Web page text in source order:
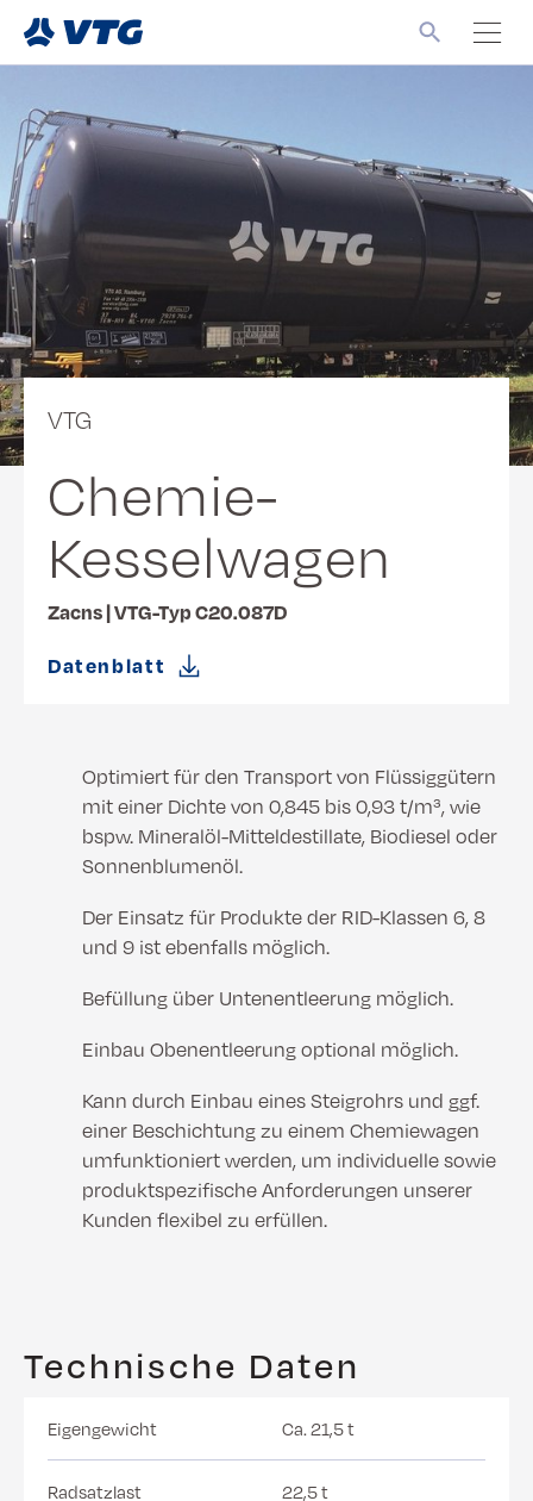
VTG
Chemie-
Kesselwagen
Zacns | VTG-Typ C20.087D
Datenblatt
Optimiert für den Transport von Flüssiggütern
mit einer Dichte von 0,845 bis 0,93 t/m³, wie
bspw. Mineralöl-Mitteldestillate, Biodiesel oder
Sonnenblumenöl.
Der Einsatz für Produkte der RID-Klassen 6, 8
und 9 ist ebenfalls möglich.
Befüllung über Untenentleerung möglich.
Einbau Obenentleerung optional möglich.
Kann durch Einbau eines Steigrohrs und ggf.
einer Beschichtung zu einem Chemiewagen
umfunktioniert werden, um individuelle sowie
produktspezifische Anforderungen unserer
Kunden flexibel zu erfüllen.
Technische Daten
Eigengewicht Ca. 21,5 t
Radsatzlast 22,5 t